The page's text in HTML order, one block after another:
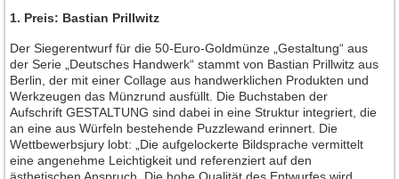
Heft-Archiv
Jahrgang 2015
Jahrgang 2016
Jahrgang 2017
Jahrgang 2018
Jahrgang 2019
1. Preis: Bastian Prillwitz
Der Siegerentwurf für die 50-Euro-Goldmünze „Gestaltung“ aus
der Serie „Deutsches Handwerk“ stammt von Bastian Prillwitz aus
Berlin, der mit einer Collage aus handwerklichen Produkten und
Werkzeugen das Münzrund ausfüllt. Die Buchstaben der
Aufschrift GESTALTUNG sind dabei in eine Struktur integriert, die
an eine aus Würfeln bestehende Puzzlewand erinnert. Die
Wettbewerbsjury lobt: „Die aufgelockerte Bildsprache vermittelt
eine angenehme Leichtigkeit und referenziert auf den